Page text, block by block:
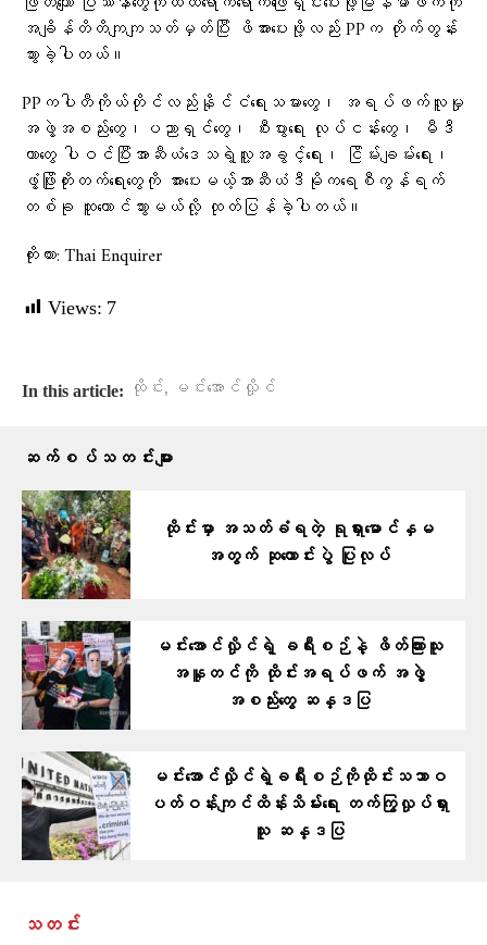
အချိန်တိတိကျကျသတ်မှတ်ပြီး ဖိအားပေးဖို့လည်း PPက တိုက်တွန်း
သွားခဲ့ပါတယ်။
PPကပါတီကိုယ်တိုင်လည်းနိုင်ငံရေးသမားတွေ၊ အရပ်ဖက်လူမှု
အဖွဲ့အစည်းတွေ၊ပညာရှင်တွေ၊ စီးပွားရေး လုပ်ငန်းတွေ၊ မီဒီ
ယာတွေ ပါဝင်ပြီးအာဆီယံဒေသရဲ့လူ့အခွင့်ရေး၊ ငြိမ်းချမ်းရေး၊
ဖွံ့ဖြိုးတိုးတက်ရေးတွေကို အားပေးမယ့်အာဆီယံဒီမိုကရေစီကွန်ရက်
တစ်ခု ထူထောင်သွားမယ်လို့ ထုတ်ပြန်ခဲ့ပါတယ်။
ကိုးကား: Thai Enquirer
Views: 7
In this article: ထိုင်း, မင်းအောင်လှိုင်
ဆက်စပ်သတင်းများ
ထိုင်းမှာ အသတ်ခံရတဲ့ ရုရှားမောင်နှမ
အတွက် ဆုတောင်းပွဲ ပြုလုပ်
မင်းအောင်လှိုင်ရဲ့ ခရီးစဉ်နဲ့ ဖိတ်ကြားသူ
အနူတင်ကို ထိုင်းအရပ်ဖက် အဖွဲ့
အစည်းတွေ ဆန္ဒပြ
မင်းအောင်လှိုင်ရဲ့ခရီးစဉ်ကိုထိုင်းသဘာဝ
ပတ်ဝန်းကျင်ထိန်းသိမ်းရေး တက်ကြွလှုပ်ရှား
သူ ဆန္ဒပြ
သတင်း